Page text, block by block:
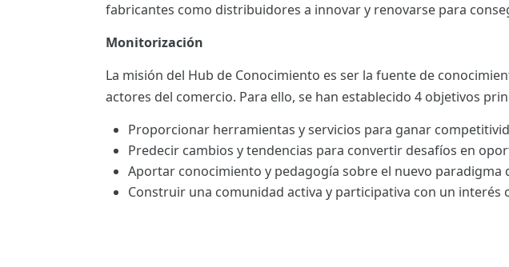
fabricantes como distribuidores a innovar y renovarse para
Monitorización
La misión del Hub de Conocimiento es ser la fuente de
actores del comercio. Para ello, se han establecido 4 objetivos
Proporcionar herramientas y servicios para ganar
Predecir cambios y tendencias para convertir desafíos en
Aportar conocimiento y pedagogía sobre el nuevo paradigma
Construir una comunidad activa y participativa con un interés